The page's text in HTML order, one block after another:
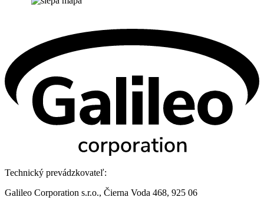
Technický prevádzkovateľ:
Galileo Corporation s.r.o., Čierna Voda 468, 925 06